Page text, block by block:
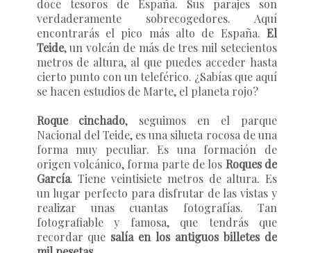
doce tesoros de España. Sus parajes son
verdaderamente sobrecogedores. Aquí
encontrarás el pico más alto de España. El
Teide, un volcán de más de tres mil setecientos
metros de altura, al que puedes acceder hasta
cierto punto con un teleférico. ¿Sabías que aquí
se hacen estudios de Marte, el planeta rojo?
Roque cinchado, seguimos en el parque
Nacional del Teide, es una silueta rocosa de una
forma muy peculiar. Es una formación de
origen volcánico, forma parte de los Roques de
García. Tiene veintisiete metros de altura. Es
un lugar perfecto para disfrutar de las vistas y
realizar unas cuantas fotografías. Tan
fotografiable y famosa, que tendrás que
recordar que salía en los antiguos billetes de